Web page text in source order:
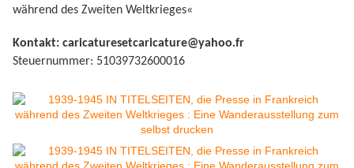
während des Zweiten Weltkrieges«
Kontakt: caricaturesetcaricature@yahoo.fr
Steuernummer: 51039732600016